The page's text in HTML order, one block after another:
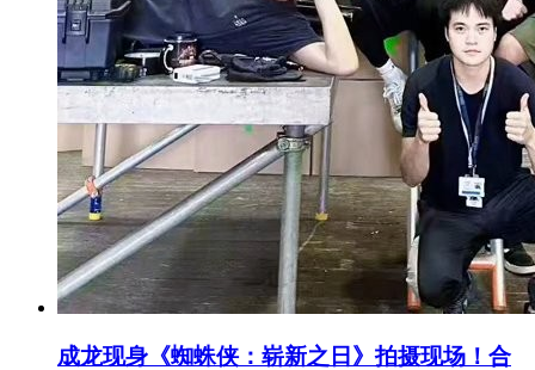
成龙现身《蜘蛛侠：崭新之日》拍摄现场！合